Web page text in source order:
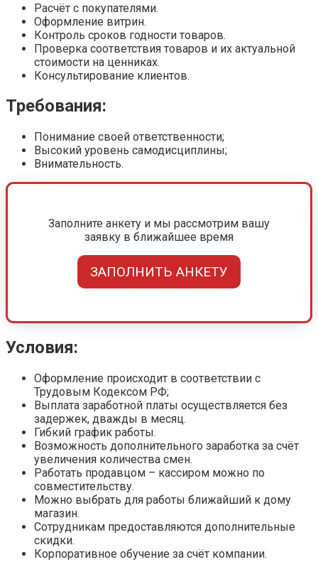
Расчёт с покупателями.
Оформление витрин.
Контроль сроков годности товаров.
Проверка соответствия товаров и их актуальной
стоимости на ценниках.
Консультирование клиентов.
Требования:
Понимание своей ответственности;
Высокий уровень самодисциплины;
Внимательность.
Заполните анкету и мы рассмотрим вашу
заявку в ближайшее время
ЗАПОЛНИТЬ АНКЕТУ
Условия:
Оформление происходит в соответствии с
Трудовым Кодексом РФ;
Выплата заработной платы осуществляется без
задержек, дважды в месяц.
Гибкий график работы.
Возможность дополнительного заработка за счёт
увеличения количества смен.
Работать продавцом – кассиром можно по
совместительству.
Можно выбрать для работы ближайший к дому
магазин.
Сотрудникам предоставляются дополнительные
скидки.
Корпоративное обучение за счёт компании.